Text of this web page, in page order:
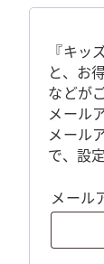
『キッ
と、お
などが
メール
メール
で、設
メール